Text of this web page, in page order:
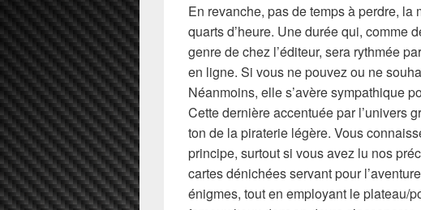
En revanche, pas de temps à perdre,
quarts d’heure. Une durée qui, comme
genre de chez l’éditeur, sera rythmée
en ligne. Si vous ne pouvez ou ne
Néanmoins, elle s’avère sympathique
Cette dernière accentuée par l’univers
ton de la piraterie légère. Vous
principe, surtout si vous avez lu nos
cartes dénichées servant pour
énigmes, tout en employant le plateau/